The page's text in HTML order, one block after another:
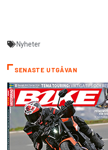
Nyheter
SENASTE UTGÅVAN